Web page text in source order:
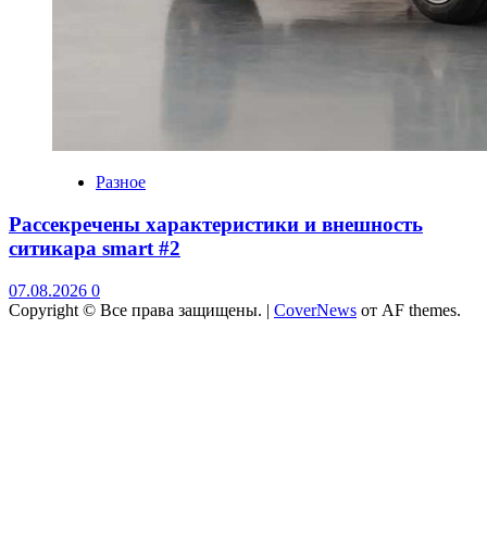
Разное
Рассекречены характеристики и внешность
ситикара smart #2
07.08.2026 0
Copyright © Все права защищены. | CoverNews от AF themes.